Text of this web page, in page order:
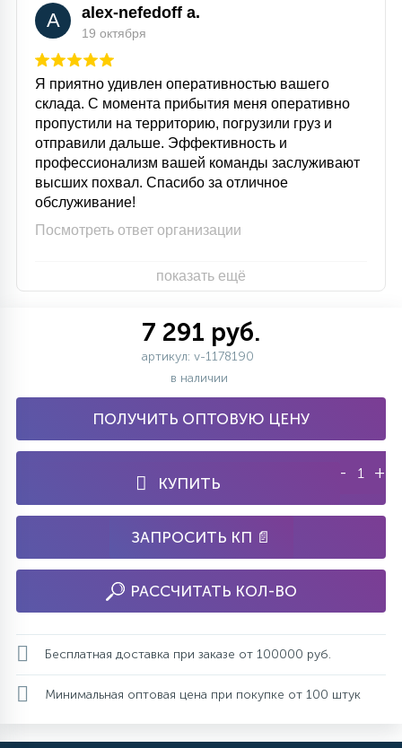
A alex-nefedoff a.
19 октября
Я приятно удивлен оперативностью вашего
склада. С момента прибытия меня оперативно
пропустили на территорию, погрузили груз и
отправили дальше. Эффективность и
профессионализм вашей команды заслуживают
высших похвал. Спасибо за отличное
обслуживание!
Посмотреть ответ организации
показать ещё
7 291 руб.
артикул: v-1178190
в наличии
ПОЛУЧИТЬ ОПТОВУЮ ЦЕНУ
КУПИТЬ
- +
ЗАПРОСИТЬ КП 📄
РАССЧИТАТЬ КОЛ-ВО
Бесплатная доставка при заказе от 100000 руб.
Минимальная оптовая цена при покупке от 100 штук